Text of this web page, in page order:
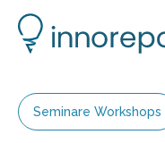
Seminare Workshops